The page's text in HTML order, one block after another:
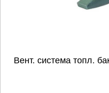
Вент. система топл.